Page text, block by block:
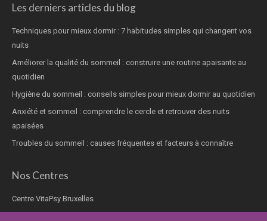
Les derniers articles du blog
Techniques pour mieux dormir : 7 habitudes simples qui changent vos
nuits
Améliorer la qualité du sommeil : construire une routine apaisante au
quotidien
Hygiène du sommeil : conseils simples pour mieux dormir au quotidien
Anxiété et sommeil : comprendre le cercle et retrouver des nuits
apaisées
Troubles du sommeil : causes fréquentes et facteurs à connaître
Nos Centres
Centre VitaPsy Bruxelles